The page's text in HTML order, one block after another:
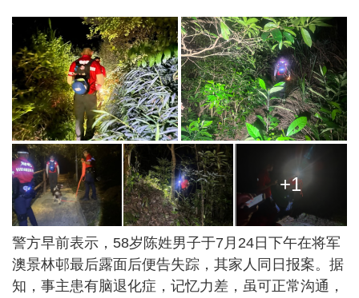
+1
警方早前表示，58岁陈姓男子于7月24日下午在将军
澳景林邨最后露面后便告失踪，其家人同日报案。据
知，事主患有脑退化症，记忆力差，虽可正常沟通，